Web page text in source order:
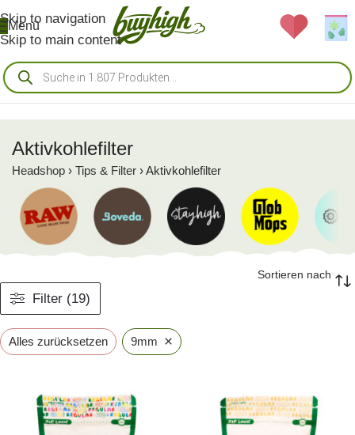
Skip to navigation
Skip to main content
Menü
Aktivkohlefilter
Headshop › Tips & Filter ›Aktivkohlefilter
Filter (19)
Sortieren nach
Alles zurücksetzen 9mm ×